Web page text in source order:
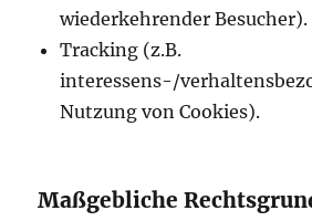
wiederkehrender Besucher).
Tracking (z.B.
interessens-/
Nutzung von Cookies).
Maßgebliche